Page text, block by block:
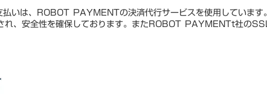
いは、ROBOT PAYMENTの決済代行サービスを使用しています。
、安全性を確保しております。またROBOT PAYMENTt社の